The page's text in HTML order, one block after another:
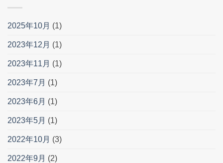
2025年10月 (1)
2023年12月 (1)
2023年11月 (1)
2023年7月 (1)
2023年6月 (1)
2023年5月 (1)
2022年10月 (3)
2022年9月 (2)